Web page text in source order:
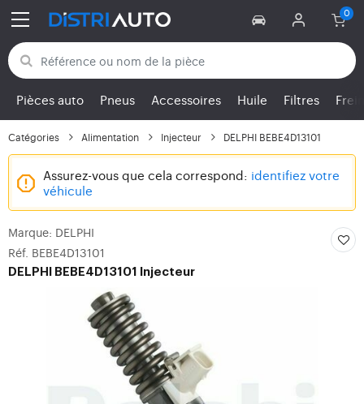
Retour aux catégories
Pièces auto Pneus Accessoires Huile Filtres
Catégories Alimentation Injecteur DELPHI BEBE4D13101
Assurez-vous que cela correspond: identifiez votre
véhicule
Marque: DELPHI
Réf. BEBE4D13101
DELPHI BEBE4D13101 Injecteur